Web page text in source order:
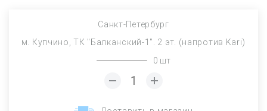
Санкт-Петербург
м. Купчино, ТК "Балканский-1". 2 эт. (напротив Kari)
0 шт